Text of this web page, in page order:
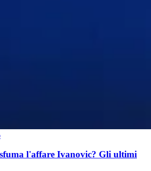
l'affare Ivanovic? Gli ultimi